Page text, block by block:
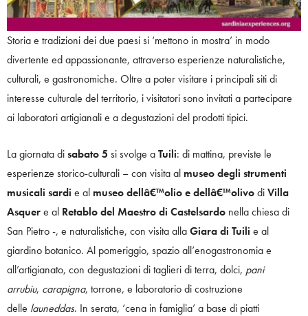
Storia e tradizioni dei due paesi si ‘mettono in mostra’ in modo
divertente ed appassionante, attraverso esperienze naturalistiche,
culturali, e gastronomiche. Oltre a poter visitare i principali siti di
interesse culturale del territorio, i visitatori sono invitati a partecipare
ai laboratori artigianali e a degustazioni del prodotti tipici.
La giornata disabato 5 si svolge aTuili: di mattina, previste le
esperienze storico-culturali – con visita al museo degli strumenti
musicali sardi e al museo dellâ€™olio e dellâ€™olivodiVilla
Asquere al Retablo del Maestro di Castelsardo nella chiesa di
San Pietro -, e naturalistiche, con visita allaGiara di Tuili e al
giardino botanico. Al pomeriggio, spazio all’enogastronomia e
all’artigianato, con degustazioni di taglieri di terra, dolci, pani
arrubiu, carapigna, torrone, e laboratorio di costruzione
delle launeddas. In serata, ‘cena in famiglia’ a base di piatti